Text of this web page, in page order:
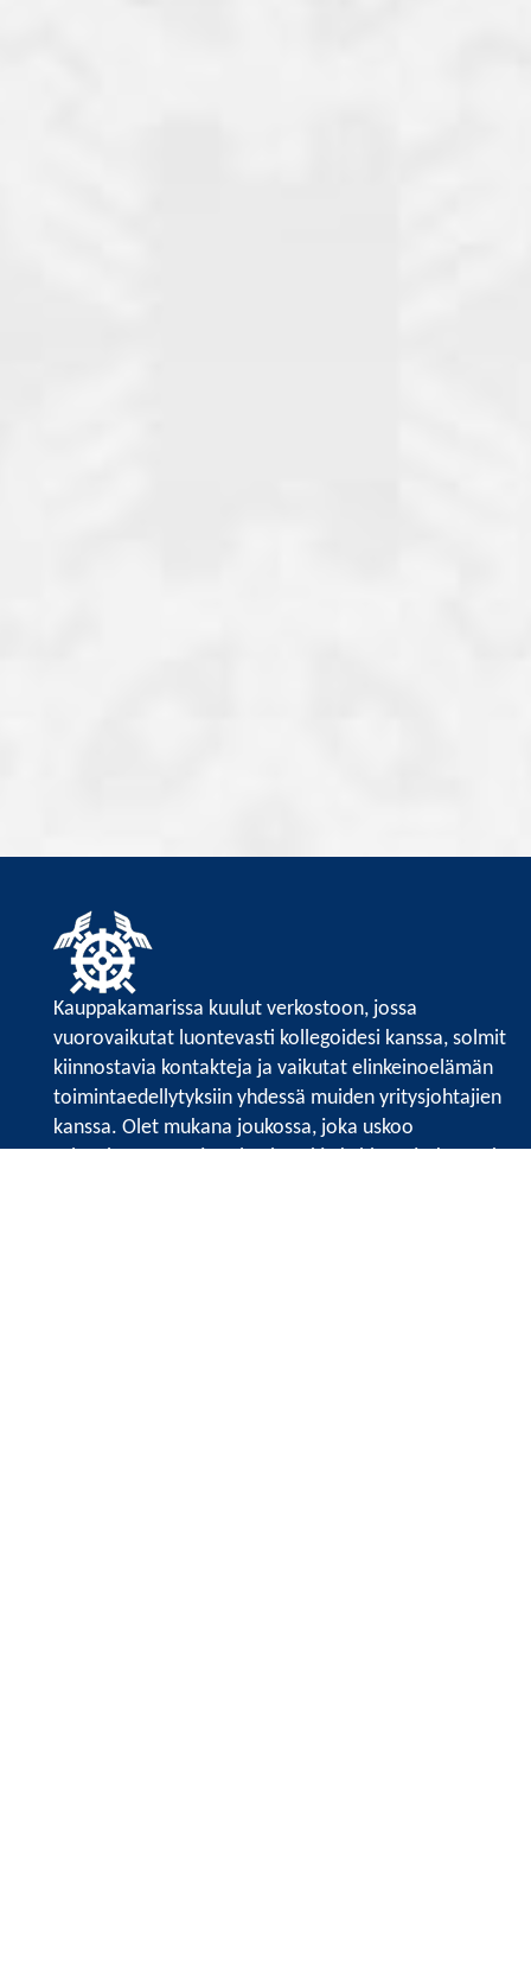
Kauppakamarissa kuulut verkostoon, jossa
vuorovaikutat luontevasti kollegoidesi kanssa, solmit
kiinnostavia kontakteja ja vaikutat elinkeinoelämän
toimintaedellytyksiin yhdessä muiden yritysjohtajien
kanssa. Olet mukana joukossa, joka uskoo